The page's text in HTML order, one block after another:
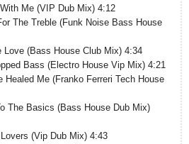
Me (VIP Dub Mix) 4:12
The Treble (Funk Noise Bass House
Love (Bass House Club Mix) 4:34
Bass (Electro House Vip Mix) 4:21
Healed Me (Franko Ferreri Tech House
The Basics (Bass House Dub Mix)
(Vip Dub Mix) 4:43